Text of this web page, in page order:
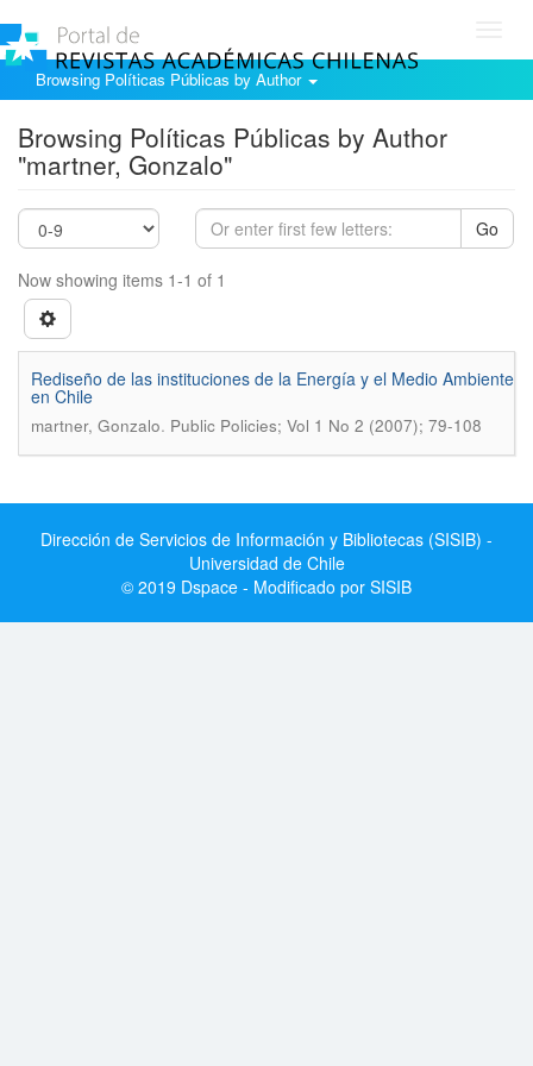
Browsing Políticas Públicas by Author
Browsing Políticas Públicas by Author
"martner, Gonzalo"
Go
Now showing items 1-1 of 1
Rediseño de las instituciones de la Energía y el Medio Ambiente
en Chile
martner, Gonzalo. Public Policies; Vol 1 No 2 (2007); 79-108
Dirección de Servicios de Información y Bibliotecas (SISIB) -
Universidad de Chile
© 2019 Dspace - Modificado por SISIB